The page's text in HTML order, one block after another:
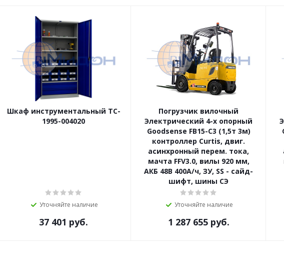
Шкаф инструментальный TC-
1995-004020
Уточняйте наличие
37 401 руб.
Погрузчик вилочный
Электрический 4-х опорный
Goodsense FB15-C3 (1,5т 3м)
контроллер Curtis, двиг.
асинхронный перем. тока,
мачта FFV3.0, вилы 920 мм,
АКБ 48В 400А/ч, ЗУ, SS - сайд-
шифт, шины СЭ
Уточняйте наличие
1 287 655руб.